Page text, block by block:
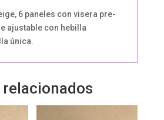
6 paneles con visera pre-
ajustable con hebilla
única.